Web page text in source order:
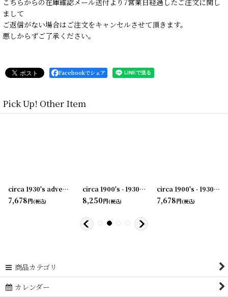
まして
ご返信がない場合はご注文をキャンセルさせて頂きます。
悪しからずご了承ください。
Facebookでシェア
Pick Up! Other Item
02] [231003-04]
circa 1930's advertising clip THE F.BISSELL COMPANY TOLEDO [
7,678円(税込)
circa 1900's - 1930's Advertising Clip COAL AND COKE...
8,250円(税込)
circa 1900's - 1930's Advertising Clip NORWICH・UNION...
7,678円(税込)
商品カテゴリ
カレンダー